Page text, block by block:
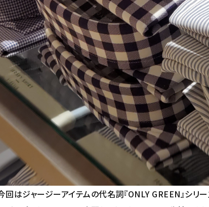
回はジャージーアイテムの代名詞『ONLY GREEN』シリー